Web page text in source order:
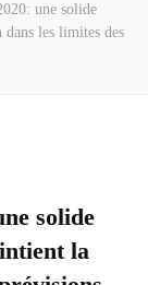
une solide
les limites des
solide
la